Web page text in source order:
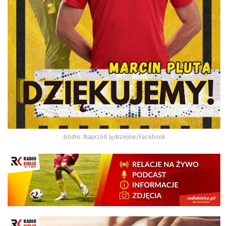
źródło: Naprzód Jędrzejów/Facebook